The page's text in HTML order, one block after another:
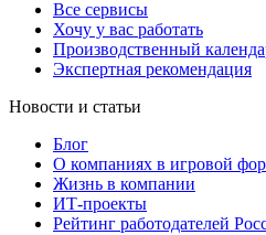
Все сервисы
Хочу у вас работать
Производственный
Экспертная рекомендация
Новости и статьи
Блог
О компаниях в игровой
Жизнь в компании
ИТ-проекты
Рейтинг работодателей